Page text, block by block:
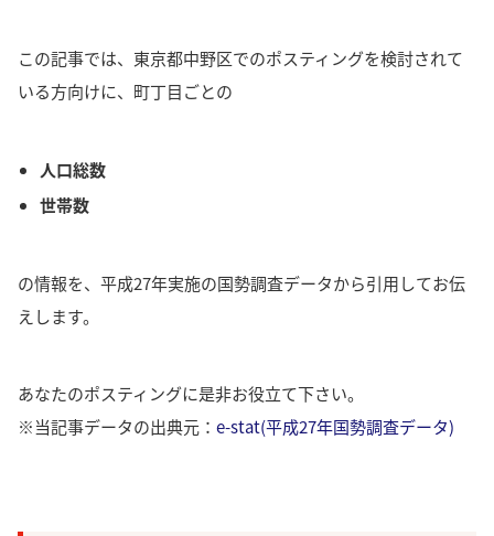
この記事では、東京都中野区でのポスティングを検討されて
いる方向けに、町丁目ごとの
人口総数
世帯数
の情報を、平成27年実施の国勢調査データから引用してお伝
えします。
あなたのポスティングに是非お役立て下さい。
※当記事データの出典元： e-stat(平成27年国勢調査データ)